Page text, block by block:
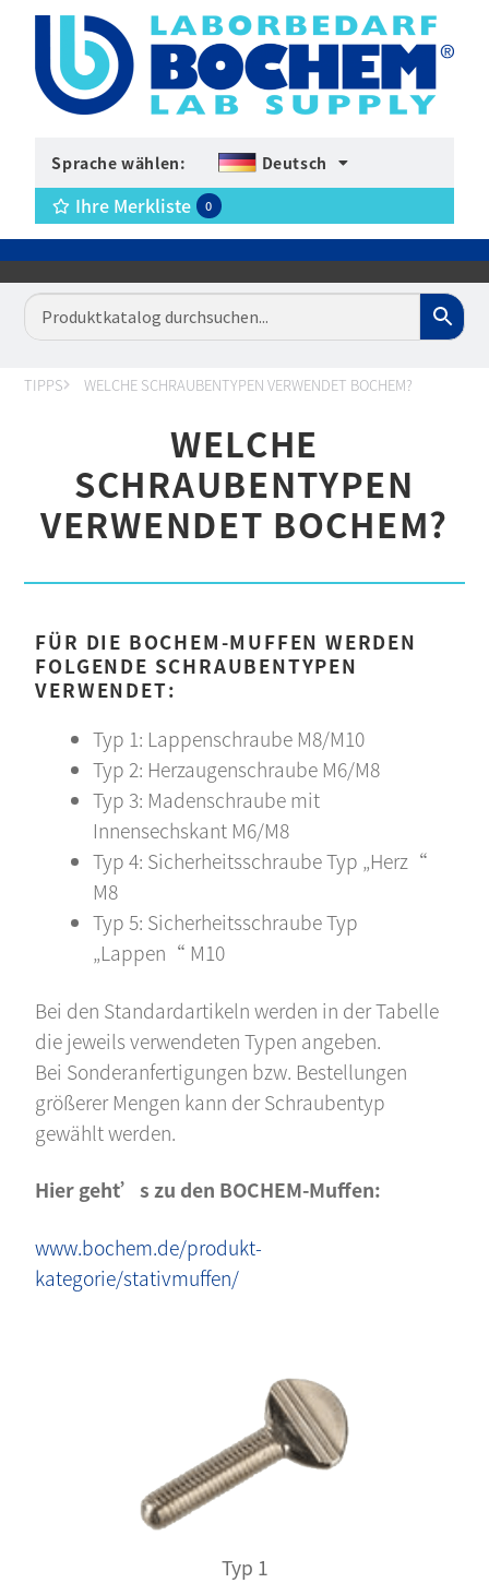
Sprache wählen: Deutsch
Ihre Merkliste 0
TIPPS WELCHE SCHRAUBENTYPEN VERWENDET BOCHEM?
WELCHE
SCHRAUBENTYPEN
VERWENDET BOCHEM?
FÜR DIE BOCHEM-MUFFEN WERDEN
FOLGENDE SCHRAUBENTYPEN
VERWENDET:
Typ 1: Lappenschraube M8/M10
Typ 2: Herzaugenschraube M6/M8
Typ 3: Madenschraube mit
Innensechskant M6/M8
Typ 4: Sicherheitsschraube Typ „Herz“
M8
Typ 5: Sicherheitsschraube Typ
„Lappen“ M10
Bei den Standardartikeln werden in der Tabelle
die jeweils verwendeten Typen angeben.
Bei Sonderanfertigungen bzw. Bestellungen
größerer Mengen kann der Schraubentyp
gewählt werden.
Hier geht’s zu den BOCHEM-Muffen:
www.bochem.de/produkt-
kategorie/stativmuffen/
Typ 1